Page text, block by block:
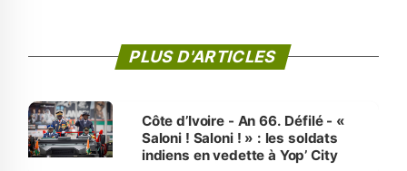
PLUS D'ARTICLES
Côte d’Ivoire - An 66. Défilé - «
Saloni ! Saloni ! » : les soldats
indiens en vedette à Yop’ City